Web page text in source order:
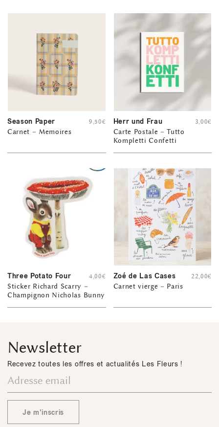
Season Paper
Carnet – Memoires
9,50€ Herr und Frau
Carte Postale – Tutto
Kompletti Confetti
3,00€
Three Potato Four
Sticker Richard Scarry –
Champignon Nicholas Bunny
4,00€ Zoé de Las Cases
Carnet vierge – Paris
22,00€
Newsletter
Recevez toutes les offres et actualités Les Fleurs !
Je m'inscris